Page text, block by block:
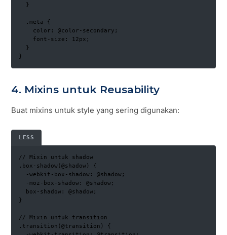
  }
  .meta {
    color: @color-secondary;
    font-size: 12px;
  }
}
4. Mixins untuk Reusability
Buat mixins untuk style yang sering digunakan:
LESS
// Mixin untuk shadow
.box-shadow(@shadow) {
  -webkit-box-shadow: @shadow;
  -moz-box-shadow: @shadow;
  box-shadow: @shadow;
}
// Mixin untuk transition
.transition(@transition) {